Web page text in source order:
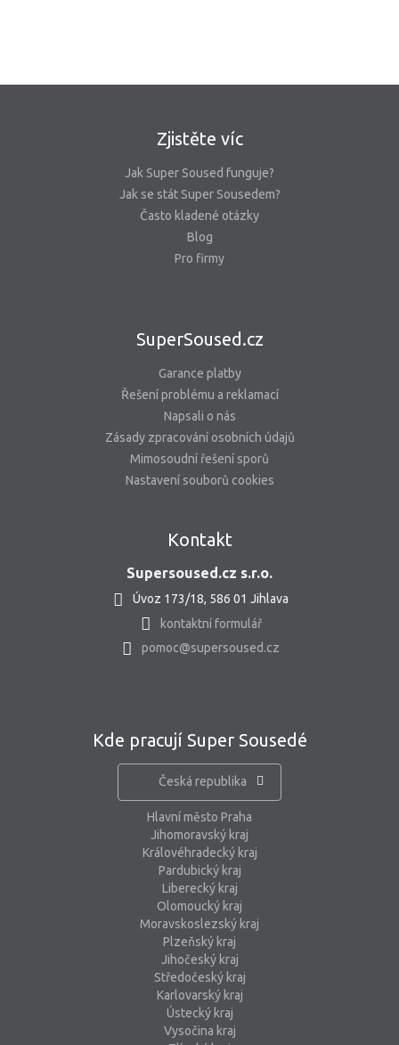
Zjistěte víc
Jak Super Soused funguje?
Jak se stát Super Sousedem?
Často kladené otázky
Blog
Pro firmy
SuperSoused.cz
Garance platby
Řešení problému a reklamací
Napsali o nás
Zásady zpracování osobních údajů
Mimosoudní řešení sporů
Nastavení souborů cookies
Kontakt
Supersoused.cz s.r.o.
Úvoz 173/18, 586 01 Jihlava
kontaktní formulář
pomoc@supersoused.cz
Kde pracují Super Sousedé
Česká republika
Hlavní město Praha
Jihomoravský kraj
Královéhradecký kraj
Pardubický kraj
Liberecký kraj
Olomoucký kraj
Moravskoslezský kraj
Plzeňský kraj
Jihočeský kraj
Středočeský kraj
Karlovarský kraj
Ústecký kraj
Vysočina kraj